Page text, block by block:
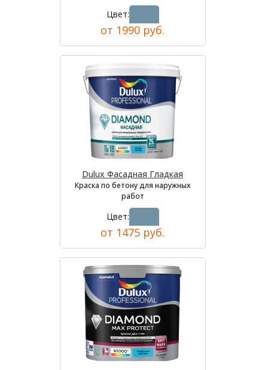
Цвет:
от 1990 руб.
Dulux Фасадная Гладкая
Краска по бетону для наружных
работ
Цвет:
от 1475 руб.